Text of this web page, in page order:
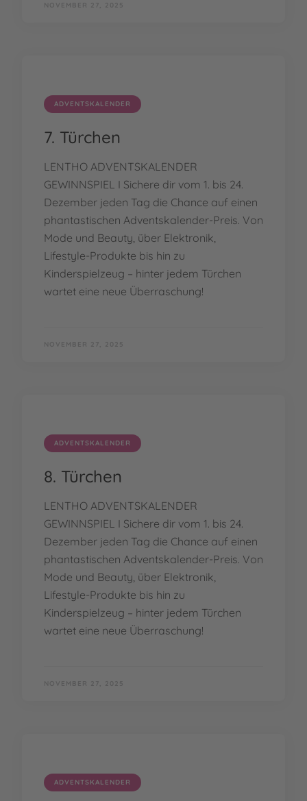
NOVEMBER 27, 2025
ADVENTSKALENDER
7. Türchen
LENTHO ADVENTSKALENDER
GEWINNSPIEL I Sichere dir vom 1. bis 24.
Dezember jeden Tag die Chance auf einen
phantastischen Adventskalender-Preis. Von
Mode und Beauty, über Elektronik,
Lifestyle-Produkte bis hin zu
Kinderspielzeug – hinter jedem Türchen
wartet eine neue Überraschung!
NOVEMBER 27, 2025
ADVENTSKALENDER
8. Türchen
LENTHO ADVENTSKALENDER
GEWINNSPIEL I Sichere dir vom 1. bis 24.
Dezember jeden Tag die Chance auf einen
phantastischen Adventskalender-Preis. Von
Mode und Beauty, über Elektronik,
Lifestyle-Produkte bis hin zu
Kinderspielzeug – hinter jedem Türchen
wartet eine neue Überraschung!
NOVEMBER 27, 2025
ADVENTSKALENDER